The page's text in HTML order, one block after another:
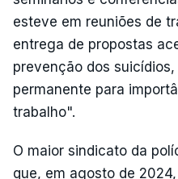
esteve em reuniões de
entrega de propostas
prevenção dos
permanente para
trabalho".
O maior sindicato da
que, em agosto de